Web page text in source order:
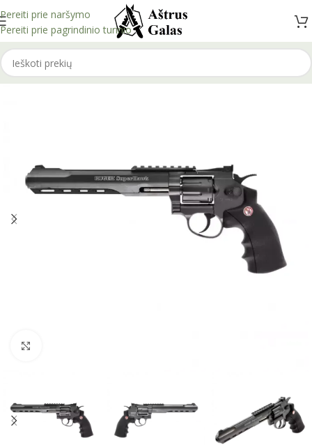
Pereiti prie naršymo
Pereiti prie pagrindinio turinio